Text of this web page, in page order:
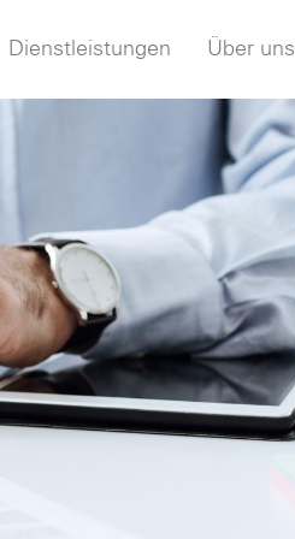
Dienstleistungen Über uns